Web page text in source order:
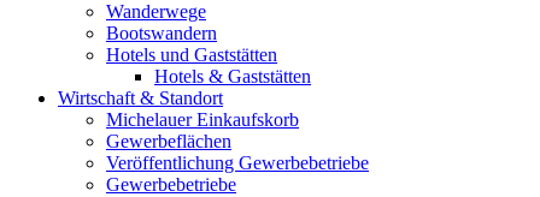
Wanderwege
Bootswandern
Hotels und Gaststätten
Hotels & Gaststätten
Wirtschaft & Standort
Michelauer Einkaufskorb
Gewerbeflächen
Veröffentlichung Gewerbebetriebe
Gewerbebetriebe